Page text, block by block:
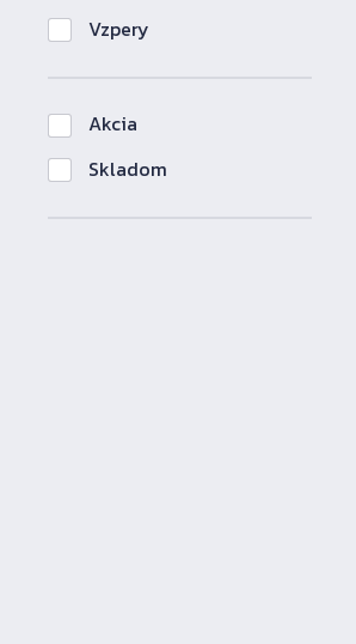
Vzpery
Akcia
Skladom